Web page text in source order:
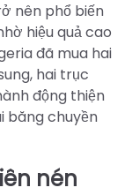
nên phổ biến
hiệu quả cao
đã mua hai
hai trục
động thiện
băng chuyền
nén